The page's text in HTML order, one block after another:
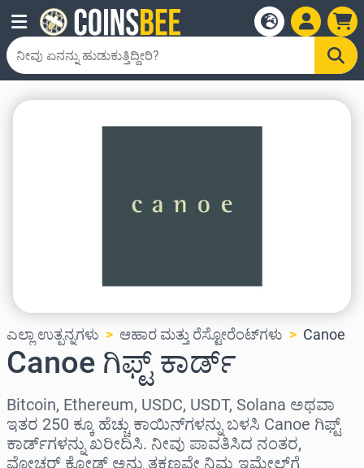
ಎಲ್ಲಾ ಉತ್ಪನ್ನಗಳು ಆಹಾರ ಮತ್ತು ರೆಸ್ಟೋರೆಂಟ್‌ಗಳು Canoe
Canoe ಗಿಫ್ಟ್ ಕಾರ್ಡ್
Bitcoin, Ethereum, USDC, USDT, Solana ಅಥವಾ
ಇತರ 250 ಕ್ಕೂ ಹೆಚ್ಚು ಕಾಯಿನ್‌ಗಳನ್ನು ಬಳಸಿ Canoe ಗಿಫ್ಟ್
ಕಾರ್ಡ್‌ಗಳನ್ನು ಖರೀದಿಸಿ. ನೀವು ಪಾವತಿಸಿದ ನಂತರ,
ವೋಚರ್ ಕೋಡ್ ಅನ್ನು ತಕ್ಷಣವೇ ನಿಮ್ಮ ಇಮೇಲ್‌ಗೆ